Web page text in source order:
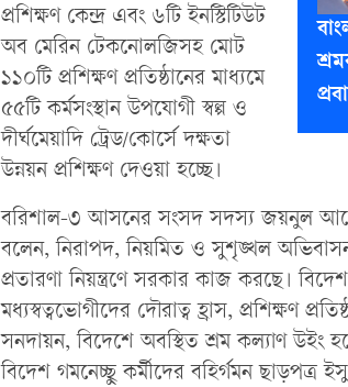
প্রশিক্ষণ কেন্দ্র এবং ৬টি ইনস্টিটিউট
অব মেরিন টেকনোলজিসহ মোট
১১০টি প্রশিক্ষণ প্রতিষ্ঠানের মাধ্যমে
৫৫টি কর্মসংস্থান উপযোগী স্বল্প ও
দীর্ঘমেয়াদি ট্রেড/কোর্সে দক্ষতা
উন্নয়ন প্রশিক্ষণ দেওয়া হচ্ছে।
বরিশাল-৩ আসনের সংসদ সদস্য জয়নুল
বলেন, নিরাপদ, নিয়মিত ও সুশৃঙ্খল
প্রতারণা নিয়ন্ত্রণে সরকার কাজ করছে।
মধ্যস্বত্বভোগীদের দৌরাত্ব হ্রাস, প্রশিক্ষণ
সনদায়ন, বিদেশে অবস্থিত শ্রম কল্যাণ উইং
বিদেশ গমনেচ্ছু কর্মীদের বহির্গমন ছাড়পত্র